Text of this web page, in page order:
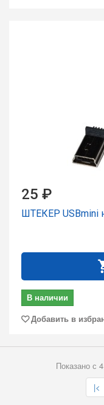
25 ₽
ШТЕКЕР USBmini
В наличии
Добавить в
Показано с
|<